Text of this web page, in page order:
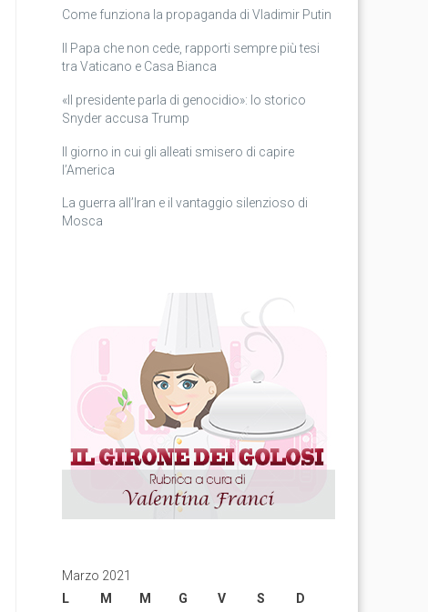
Come funziona la propaganda di Vladimir Putin
Il Papa che non cede, rapporti sempre più tesi
tra Vaticano e Casa Bianca
«Il presidente parla di genocidio»: lo storico
Snyder accusa Trump
Il giorno in cui gli alleati smisero di capire
l’America
La guerra all’Iran e il vantaggio silenzioso di
Mosca
Marzo 2021
L
M M G V S
D